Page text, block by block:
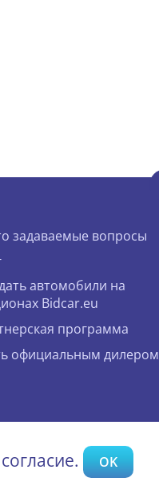
задаваемые вопросы
автомобили на
Bidcar.eu
программа
официальным дилером
OK